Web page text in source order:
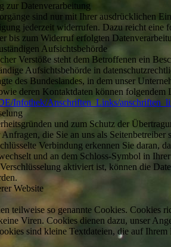
zur Datenverarbeitung
sind nur mit Ihrer ausdrücklichen
jederzeit widerrufen. Dazu reicht eine
bis zum Widerruf erfolgten
Aufsichtsbehörde
Verstöße steht dem Betroffenen ein
Aufsichtsbehörde in
des Bundeslandes, in dem unser
deren Kontaktdaten können folgendem
Infothek/Anschriften_Links/
und zum Schutz der
die Sie an uns als
Verbindung erkennen Sie daran,
und an dem Schloss-Symbol in
aktiviert ist, können die
Website
teilweise so genannte Cookies. Cookies
Viren. Cookies dienen dazu, unser
sind kleine Textdateien, die auf